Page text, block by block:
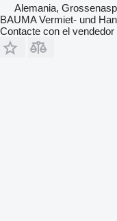
Alemania,
BAUMA Vermiet- und
Contacte con el vendedor